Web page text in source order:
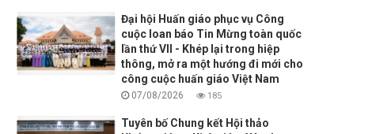
Đại hội Huấn giáo phục vụ Công
cuộc loan báo Tin Mừng toàn quốc
lần thứ VII - Khép lại trong hiệp
thông, mở ra một hướng đi mới cho
công cuộc huấn giáo Việt Nam
07/08/2026 185
Tuyên bố Chung kết Hội thảo